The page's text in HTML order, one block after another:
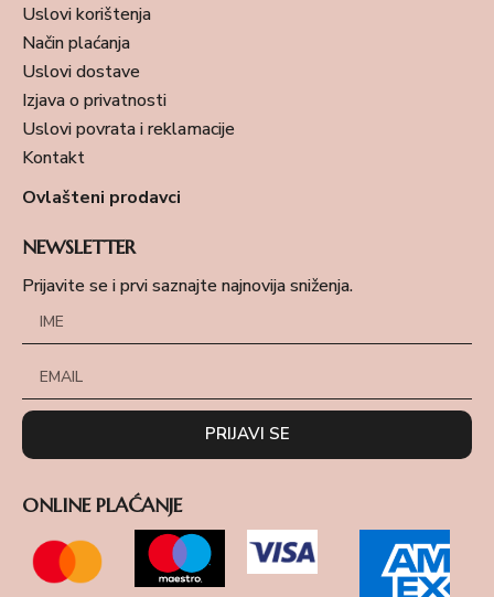
Uslovi korištenja
Način plaćanja
Uslovi dostave
Izjava o privatnosti
Uslovi povrata i reklamacije
Kontakt
Ovlašteni prodavci
NEWSLETTER
Prijavite se i prvi saznajte najnovija sniženja.
PRIJAVI SE
ONLINE PLAĆANJE